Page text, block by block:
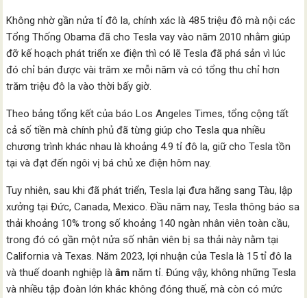
Không nhờ gần nửa tỉ đô la, chính xác là 485 triệu đô mà nội các
Tổng Thống Obama đã cho Tesla vay vào năm 2010 nhằm giúp
đỡ kế hoạch phát triển xe điện thì có lẽ Tesla đã phá sản vì lúc
đó chỉ bán được vài trăm xe mỗi năm và có tổng thu chỉ hơn
trăm triệu đô la vào thời bấy giờ.
Theo bảng tổng kết của báo Los Angeles Times, tổng cộng tất
cả số tiền mà chính phủ đã từng giúp cho Tesla qua nhiều
chương trình khác nhau là khoảng 4.9 tỉ đô la, giữ cho Tesla tồn
tại và đạt đến ngôi vị bá chủ xe điện hôm nay.
Tuy nhiên, sau khi đã phát triển, Tesla lại đưa hãng sang Tàu, lập
xưởng tại Đức, Canada, Mexico. Đầu năm nay, Tesla thông báo sa
thải khoảng 10% trong số khoảng 140 ngàn nhân viên toàn cầu,
trong đó có gần một nửa số nhân viên bị sa thải này nằm tại
California và Texas. Năm 2023, lợi nhuận của Tesla là 15 tỉ đô la
và thuế doanh nghiệp làâm năm tỉ. Đúng vậy, không những Tesla
và nhiều tập đoàn lớn khác không đóng thuế, mà còn có mức